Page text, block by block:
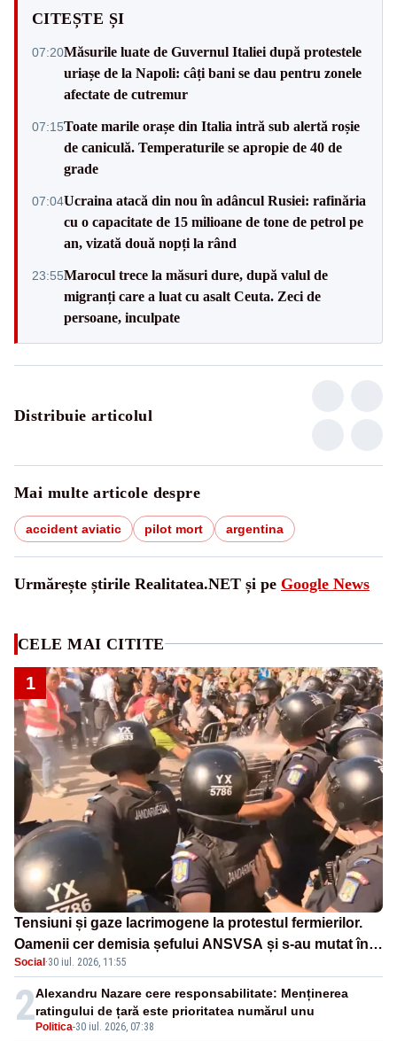
CITEȘTE ȘI
07:20Măsurile luate de Guvernul Italiei după protestele
uriașe de la Napoli: câți bani se dau pentru zonele
afectate de cutremur
07:15Toate marile orașe din Italia intră sub alertă roșie
de caniculă. Temperaturile se apropie de 40 de
grade
07:04Ucraina atacă din nou în adâncul Rusiei: rafinăria
cu o capacitate de 15 milioane de tone de petrol pe
an, vizată două nopți la rând
23:55Marocul trece la măsuri dure, după valul de
migranți care a luat cu asalt Ceuta. Zeci de
persoane, inculpate
Distribuie articolul
Mai multe articole despre
accident aviatic pilot mort argentina
Urmărește știrile Realitatea.NET și pe Google News
CELE MAI CITITE
1
Tensiuni și gaze lacrimogene la protestul fermierilor.
Oamenii cer demisia șefului ANSVSA și s-au mutat în
Piața Victoria– LIVE TEXT
Social ·30 iul. 2026, 11:55
2 Politica-30 iul. 2026, 07:38
Alexandru Nazare cere responsabilitate: Menținerea
ratingului de țară este prioritatea numărul unu